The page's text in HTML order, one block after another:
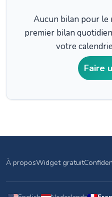
Aucun bilan pour le
premier bilan
votre
Faire
À proposWidget gratuit